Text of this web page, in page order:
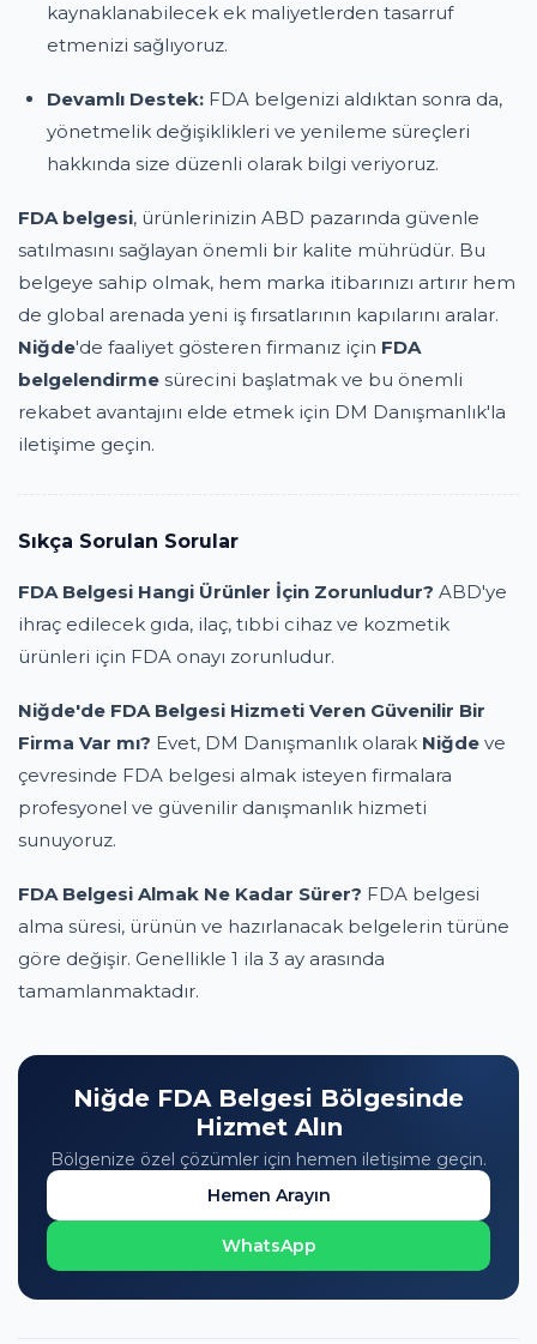
kaynaklanabilecek ek maliyetlerden tasarruf
etmenizi sağlıyoruz.
Devamlı Destek: FDA belgenizi aldıktan sonra da,
yönetmelik değişiklikleri ve yenileme süreçleri
hakkında size düzenli olarak bilgi veriyoruz.
FDA belgesi, ürünlerinizin ABD pazarında güvenle
satılmasını sağlayan önemli bir kalite mührüdür. Bu
belgeye sahip olmak, hem marka itibarınızı artırır hem
de global arenada yeni iş fırsatlarının kapılarını aralar.
Niğde'de faaliyet gösteren firmanız için FDA
belgelendirme sürecini başlatmak ve bu önemli
rekabet avantajını elde etmek için DM Danışmanlık'la
iletişime geçin.
Sıkça Sorulan Sorular
FDA Belgesi Hangi Ürünler İçin Zorunludur? ABD'ye
ihraç edilecek gıda, ilaç, tıbbi cihaz ve kozmetik
ürünleri için FDA onayı zorunludur.
Niğde'de FDA Belgesi Hizmeti Veren Güvenilir Bir
Firma Var mı? Evet, DM Danışmanlık olarak Niğde ve
çevresinde FDA belgesi almak isteyen firmalara
profesyonel ve güvenilir danışmanlık hizmeti
sunuyoruz.
FDA Belgesi Almak Ne Kadar Sürer? FDA belgesi
alma süresi, ürünün ve hazırlanacak belgelerin türüne
göre değişir. Genellikle 1 ila 3 ay arasında
tamamlanmaktadır.
Niğde FDA Belgesi Bölgesinde
Hizmet Alın
Bölgenize özel çözümler için hemen iletişime geçin.
Hemen Arayın
WhatsApp